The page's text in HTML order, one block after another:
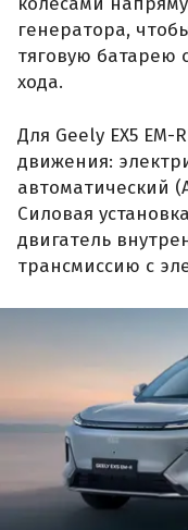
генератора,
тяговую батарею
хода.
Для Geely EX5
движения:
автоматический
Силовая
двигатель
трансмиссию с